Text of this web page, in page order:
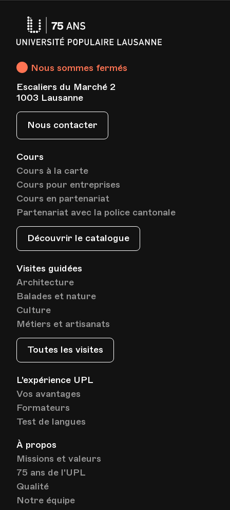
Cours
Cours à la carte
Cours pour entreprises
Cours en partenariat
Partenariat avec la police cantonale
Découvrir le catalogue
Visites guidées
Architecture
Balades et nature
Culture
Métiers et artisanats
Toutes les visites
L'expérience UPL
Vos avantages
Formateurs
Test de langues
À propos
Missions et valeurs
75 ans de l'UPL
Qualité
Notre équipe
Nous sommes fermés
Escaliers du Marché 2
1003 Lausanne
Nous contacter